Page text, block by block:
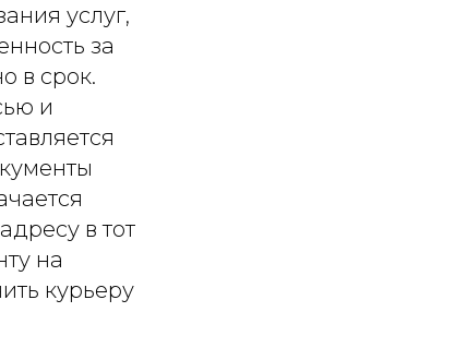
услуг,
за
в срок.
и
в тот
на
курьеру